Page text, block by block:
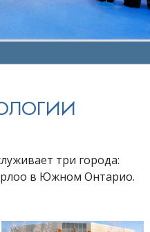
три города:
в Южном Онтарио.